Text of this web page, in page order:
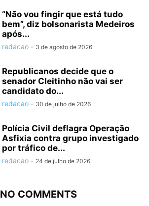
“Não vou fingir que está tudo
bem”, diz bolsonarista Medeiros
após...
redacao - 3 de agosto de 2026
Republicanos decide que o
senador Cleitinho não vai ser
candidato do...
redacao - 30 de julho de 2026
Polícia Civil deflagra Operação
Asfixia contra grupo investigado
por tráfico de...
redacao - 24 de julho de 2026
NO COMMENTS